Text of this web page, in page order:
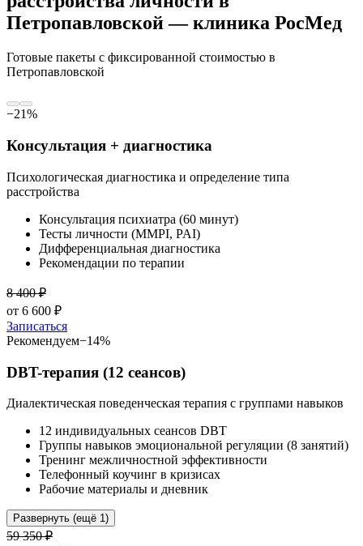
Петропавловской — клиника РосМед
Готовые пакеты с фиксированной стоимостью в
Петропавловской
−21%
Консультация + диагностика
Психологическая диагностика и определение типа
расстройства
Консультация психиатра (60 минут)
Тесты личности (MMPI, PAI)
Дифференциальная диагностика
Рекомендации по терапии
8 400₽
от 6 600 ₽
Записаться
Рекомендуем−14%
DBT-терапия (12 сеансов)
Диалектическая поведенческая терапия с группами навыков
12 индивидуальных сеансов DBT
Группы навыков эмоциональной регуляции (8 занятий)
Тренинг межличностной эффективности
Телефонный коучинг в кризисах
Рабочие материалы и дневник
Развернуть (ещё 1)
59 350₽